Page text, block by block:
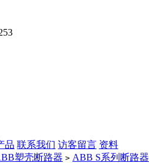
品 联系我们 访客留言 资料
塑壳断路器 > ABB S系列断路器